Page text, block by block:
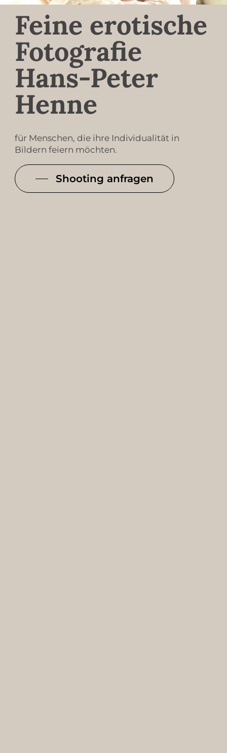
Feine erotische
Fotografie
Hans-Peter
Henne
für Menschen, die ihre Individualität in
Bildern feiern möchten.
Shooting anfragen